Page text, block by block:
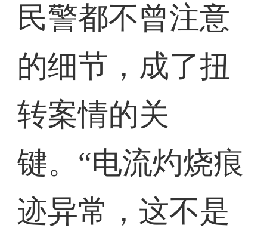
民警都不曾注意
的细节，成了扭
转案情的关
键。“电流灼烧痕
迹异常，这不是